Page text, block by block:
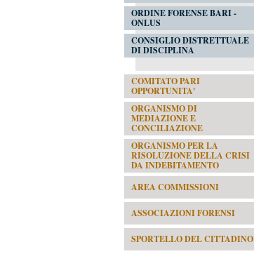
ORDINE FORENSE BARI -
ONLUS
CONSIGLIO DISTRETTUALE
DI DISCIPLINA
COMITATO PARI
OPPORTUNITA'
ORGANISMO DI
MEDIAZIONE E
CONCILIAZIONE
ORGANISMO PER LA
RISOLUZIONE DELLA CRISI
DA INDEBITAMENTO
AREA COMMISSIONI
ASSOCIAZIONI FORENSI
SPORTELLO DEL CITTADINO